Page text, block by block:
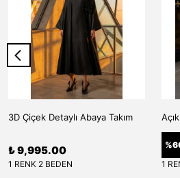
3D Çiçek Detaylı Abaya Takım
₺ 9,995.00
1 RENK 2 BEDEN
%
1